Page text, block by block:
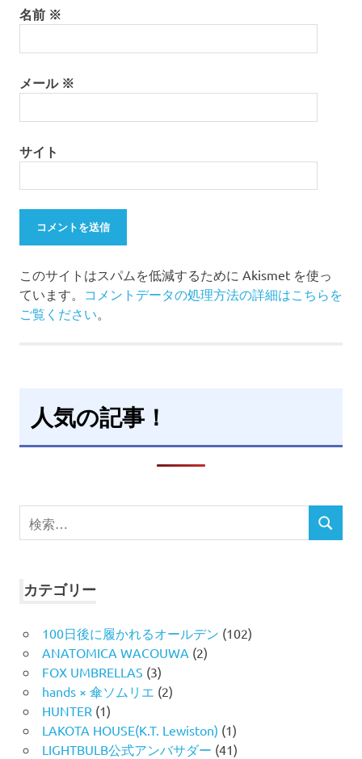
名前 ※
メール ※
サイト
このサイトはスパムを低減するために Akismet を使っ
ています。 コメントデータの処理方法の詳細はこちらを
ご覧ください。
人気の記事！
検
索
検
カテゴリー
100日後に履かれるオールデン (102)
ANATOMICA WACOUWA (2)
FOX UMBRELLAS (3)
hands × 傘ソムリエ (2)
HUNTER (1)
LAKOTA HOUSE(K.T. Lewiston) (1)
LIGHTBULB公式アンバサダー (41)